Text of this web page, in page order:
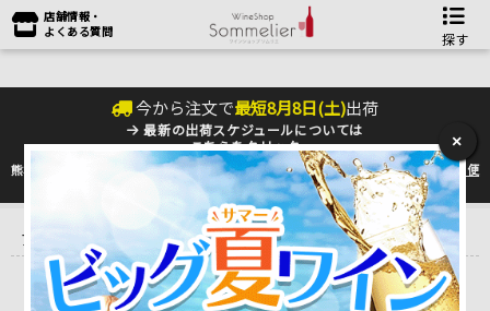
店舗情報・
よくある質問
探す
今から注文で最短8月8日(土)出荷
最新の出荷スケジュールについては
こちらをクリック
熊本地震の影響により九州への配送に遅れが生じております。最新情報は佐川急便
のHP
をご確認下さい。
産地で探す ＞ フランス ＞ボルドーワイン ＞
サン・ジュリ
アン
シャトー・レオヴィル・バルトン Chateau Leoville Barton
Chateau Langoa Barton
×